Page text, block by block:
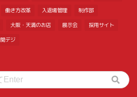
働き方改革 入退場管理 制作部
大阪・天満のお店 展示会 採用サイト
関デジ